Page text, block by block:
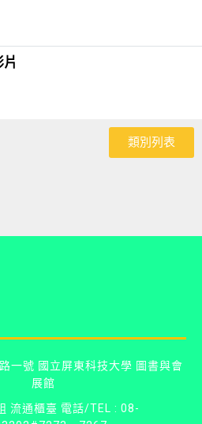
類別列表
一號 國立屏東科技大學 圖書與會
展館
流通櫃臺 電話/TEL : 08-